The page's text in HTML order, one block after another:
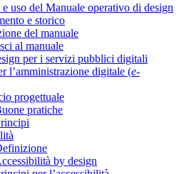
uso del Manuale operativo di design
e storico
del manuale
al manuale
per i servizi pubblici digitali
l’amministrazione digitale (e-
progettuale
pratiche
by design